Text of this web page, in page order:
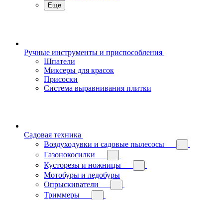
Еще
Ручные инструменты и приспособления
Шпатели
Миксеры для красок
Присоски
Система выравнивания плитки
Садовая техника
Воздуходувки и садовые пылесосы
Газонокосилки
Кусторезы и ножницы
Мотобуры и ледобуры
Опрыскиватели
Триммеры